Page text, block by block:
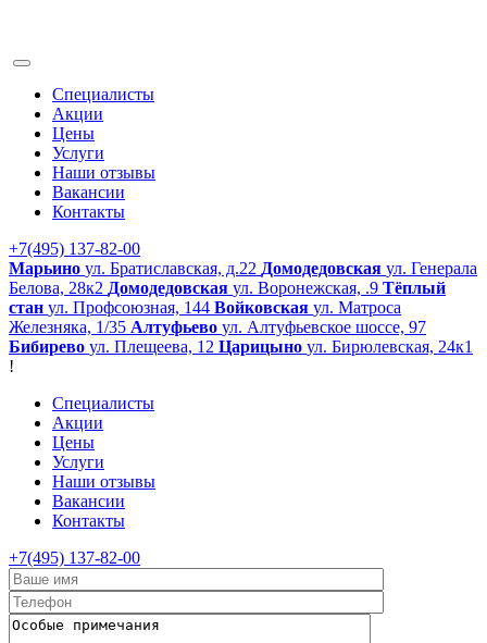
Специалисты
Акции
Цены
Услуги
Наши отзывы
Вакансии
Контакты
+7(495) 137-82-00
Марьино ул. Братиславская, д.22 Домодедовская ул. Генерала
Белова, 28к2 Домодедовская ул. Воронежская, .9 Тёплый
стан ул. Профсоюзная, 144 Войковская ул. Матроса
Железняка, 1/35 Алтуфьево ул. Алтуфьевское шоссе, 97
Бибирево ул. Плещеева, 12 Царицыно ул. Бирюлевская, 24к1
!
Специалисты
Акции
Цены
Услуги
Наши отзывы
Вакансии
Контакты
+7(495) 137-82-00